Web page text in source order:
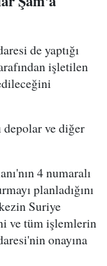
de yaptığı
işletilen
depolar ve diğer
4 numaralı
planladığını
Suriye
ve tüm işlemlerin
onayına